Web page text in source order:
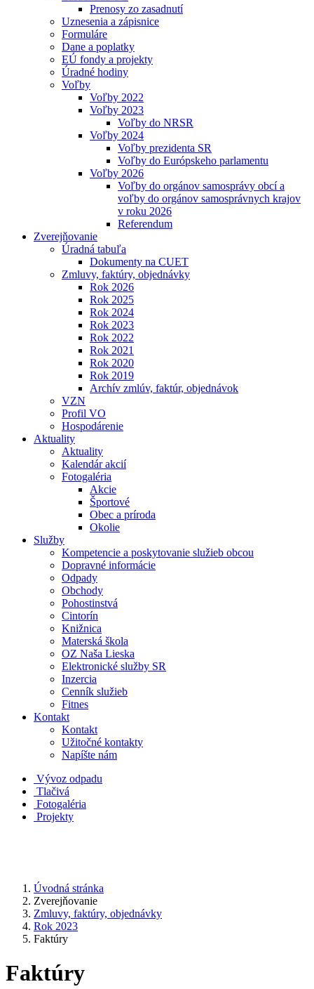
Prenosy zo zasadnutí
Uznesenia a zápisnice
Formuláre
Dane a poplatky
EÚ fondy a projekty
Úradné hodiny
Voľby
Voľby 2022
Voľby 2023
Voľby do NRSR
Voľby 2024
Voľby prezidenta SR
Voľby do Európskeho parlamentu
Voľby 2026
Voľby do orgánov samosprávy obcí a
voľby do orgánov samosprávnych krajov
v roku 2026
Referendum
Zverejňovanie
Úradná tabuľa
Dokumenty na CUET
Zmluvy, faktúry, objednávky
Rok 2026
Rok 2025
Rok 2024
Rok 2023
Rok 2022
Rok 2021
Rok 2020
Rok 2019
Archív zmlúv, faktúr, objednávok
VZN
Profil VO
Hospodárenie
Aktuality
Aktuality
Kalendár akcií
Fotogaléria
Akcie
Športové
Obec a príroda
Okolie
Služby
Kompetencie a poskytovanie služieb obcou
Dopravné informácie
Odpady
Obchody
Pohostinstvá
Cintorín
Knižnica
Materská škola
OZ Naša Lieska
Elektronické služby SR
Inzercia
Cenník služieb
Fitnes
Kontakt
Kontakt
Užitočné kontakty
Napíšte nám
Vývoz odpadu
Tlačivá
Fotogaléria
Projekty
Úvodná stránka
Zverejňovanie
Zmluvy, faktúry, objednávky
Rok 2023
Faktúry
Faktúry